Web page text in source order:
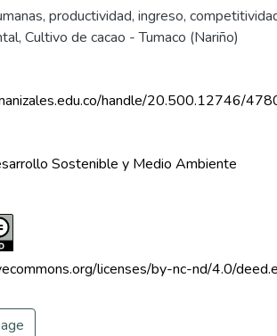
productividad, ingreso,
, Cultivo de cacao - Tumaco (Nariño)
handle/20.500.12746/
Sostenible y Medio Ambiente
licenses/by-nc-nd/4.0/